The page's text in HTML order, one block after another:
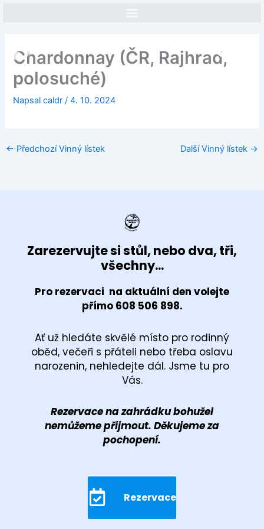
Chardonnay (ČR, Rajhrad,
polosuché)
Napsalcaldr/4. 10. 2024
← Předchozí Vinný lístek Další Vinný lístek →
Zarezervujte si stůl, nebo dva, tři,
všechny...
Pro rezervaci na aktuální den volejte
přímo 608 506 898.
Ať už hledáte skvělé místo pro rodinný
oběd, večeři s přáteli nebo třeba oslavu
narozenin, nehledejte dál. Jsme tu pro
Vás.
Rezervace na zahrádku bohužel
nemůžeme přijmout. Děkujeme za
pochopení.
Rezervace